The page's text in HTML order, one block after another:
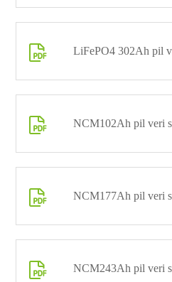
 LiFePO4 302Ah pil
 NCM102Ah pil veri
 NCM177Ah pil veri
 NCM243Ah pil veri